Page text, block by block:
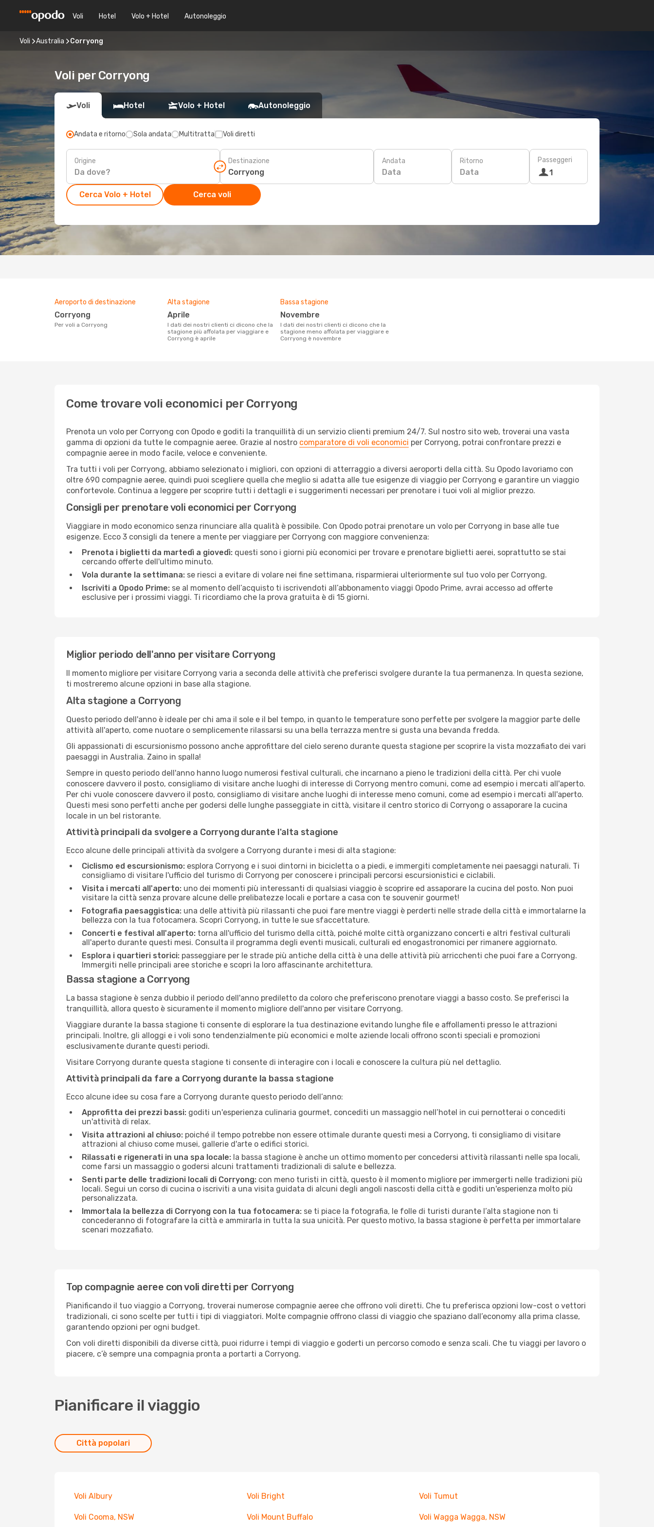
Voli Hotel Volo + Hotel Autonoleggio
Voli Australia Corryong
Voli per Corryong
Voli Hotel Volo + Hotel Autonoleggio
Andata e ritorno Sola andata Multitratta Voli diretti
Origine Destinazione Andata
Data
Ritorno
Data
Passeggeri
1
Cerca Volo + Hotel Cerca voli
Aeroporto di destinazione
Corryong
Per voli a Corryong
Alta stagione
aprile
I dati dei nostri clienti ci dicono che la
stagione più affolata per viaggiare e
Corryong è aprile
Bassa stagione
novembre
I dati dei nostri clienti ci dicono che la
stagione meno affolata per viaggiare e
Corryong è novembre
Come trovare voli economici per Corryong
Prenota un volo per Corryong con Opodo e goditi la tranquillità di un servizio clienti premium 24/7. Sul nostro sito web, troverai una vasta
gamma di opzioni da tutte le compagnie aeree. Grazie al nostro comparatore di voli economici per Corryong, potrai confrontare prezzi e
compagnie aeree in modo facile, veloce e conveniente.
Tra tutti i voli per Corryong, abbiamo selezionato i migliori, con opzioni di atterraggio a diversi aeroporti della città. Su Opodo lavoriamo con
oltre 690 compagnie aeree, quindi puoi scegliere quella che meglio si adatta alle tue esigenze di viaggio per Corryong e garantire un viaggio
confortevole. Continua a leggere per scoprire tutti i dettagli e i suggerimenti necessari per prenotare i tuoi voli al miglior prezzo.
Consigli per prenotare voli economici per Corryong
Viaggiare in modo economico senza rinunciare alla qualità è possibile. Con Opodo potrai prenotare un volo per Corryong in base alle tue
esigenze. Ecco 3 consigli da tenere a mente per viaggiare per Corryong con maggiore convenienza:
Prenota i biglietti da martedì a giovedì: questi sono i giorni più economici per trovare e prenotare biglietti aerei, soprattutto se stai
cercando offerte dell'ultimo minuto.
Vola durante la settimana: se riesci a evitare di volare nei fine settimana, risparmierai ulteriormente sul tuo volo per Corryong.
Iscriviti a Opodo Prime: se al momento dell’acquisto ti iscrivendoti all’abbonamento viaggi Opodo Prime, avrai accesso ad offerte
esclusive per i prossimi viaggi. Ti ricordiamo che la prova gratuita è di 15 giorni.
Miglior periodo dell'anno per visitare Corryong
Il momento migliore per visitare Corryong varia a seconda delle attività che preferisci svolgere durante la tua permanenza. In questa sezione,
ti mostreremo alcune opzioni in base alla stagione.
Alta stagione a Corryong
Questo periodo dell'anno è ideale per chi ama il sole e il bel tempo, in quanto le temperature sono perfette per svolgere la maggior parte delle
attività all'aperto, come nuotare o semplicemente rilassarsi su una bella terrazza mentre si gusta una bevanda fredda.
Gli appassionati di escursionismo possono anche approfittare del cielo sereno durante questa stagione per scoprire la vista mozzafiato dei vari
paesaggi in Australia. Zaino in spalla!
Sempre in questo periodo dell'anno hanno luogo numerosi festival culturali, che incarnano a pieno le tradizioni della città. Per chi vuole
conoscere davvero il posto, consigliamo di visitare anche luoghi di interesse di Corryong mentro comuni, come ad esempio i mercati all'aperto.
Per chi vuole conoscere davvero il posto, consigliamo di visitare anche luoghi di interesse meno comuni, come ad esempio i mercati all'aperto.
Questi mesi sono perfetti anche per godersi delle lunghe passeggiate in città, visitare il centro storico di Corryong o assaporare la cucina
locale in un bel ristorante.
Attività principali da svolgere a Corryong durante l'alta stagione
Ecco alcune delle principali attività da svolgere a Corryong durante i mesi di alta stagione:
Ciclismo ed escursionismo: esplora Corryong e i suoi dintorni in bicicletta o a piedi, e immergiti completamente nei paesaggi naturali. Ti
consigliamo di visitare l'ufficio del turismo di Corryong per conoscere i principali percorsi escursionistici e ciclabili.
Visita i mercati all'aperto: uno dei momenti più interessanti di qualsiasi viaggio è scoprire ed assaporare la cucina del posto. Non puoi
visitare la città senza provare alcune delle prelibatezze locali e portare a casa con te souvenir gourmet!
Fotografia paesaggistica: una delle attività più rilassanti che puoi fare mentre viaggi è perderti nelle strade della città e immortalarne la
bellezza con la tua fotocamera. Scopri Corryong, in tutte le sue sfaccettature.
Concerti e festival all'aperto: torna all'ufficio del turismo della città, poiché molte città organizzano concerti e altri festival culturali
all'aperto durante questi mesi. Consulta il programma degli eventi musicali, culturali ed enogastronomici per rimanere aggiornato.
Esplora i quartieri storici: passeggiare per le strade più antiche della città è una delle attività più arricchenti che puoi fare a Corryong.
Immergiti nelle principali aree storiche e scopri la loro affascinante architettura.
Bassa stagione a Corryong
La bassa stagione è senza dubbio il periodo dell'anno prediletto da coloro che preferiscono prenotare viaggi a basso costo. Se preferisci la
tranquillità, allora questo è sicuramente il momento migliore dell'anno per visitare Corryong.
Viaggiare durante la bassa stagione ti consente di esplorare la tua destinazione evitando lunghe file e affollamenti presso le attrazioni
principali. Inoltre, gli alloggi e i voli sono tendenzialmente più economici e molte aziende locali offrono sconti speciali e promozioni
esclusivamente durante questi periodi.
Visitare Corryong durante questa stagione ti consente di interagire con i locali e conoscere la cultura più nel dettaglio.
Attività principali da fare a Corryong durante la bassa stagione
Ecco alcune idee su cosa fare a Corryong durante questo periodo dell’anno:
Approfitta dei prezzi bassi: goditi un'esperienza culinaria gourmet, concediti un massaggio nell’hotel in cui pernotterai o concediti
un'attività di relax.
Visita attrazioni al chiuso: poiché il tempo potrebbe non essere ottimale durante questi mesi a Corryong, ti consigliamo di visitare
attrazioni al chiuso come musei, gallerie d'arte o edifici storici.
Rilassati e rigenerati in una spa locale: la bassa stagione è anche un ottimo momento per concedersi attività rilassanti nelle spa locali,
come farsi un massaggio o godersi alcuni trattamenti tradizionali di salute e bellezza.
Senti parte delle tradizioni locali di Corryong: con meno turisti in città, questo è il momento migliore per immergerti nelle tradizioni più
locali. Segui un corso di cucina o iscriviti a una visita guidata di alcuni degli angoli nascosti della città e goditi un'esperienza molto più
personalizzata.
Immortala la bellezza di Corryong con la tua fotocamera: se ti piace la fotografia, le folle di turisti durante l’alta stagione non ti
concederanno di fotografare la città e ammirarla in tutta la sua unicità. Per questo motivo, la bassa stagione è perfetta per immortalare
scenari mozzafiato.
Top compagnie aeree con voli diretti per Corryong
Pianificando il tuo viaggio a Corryong, troverai numerose compagnie aeree che offrono voli diretti. Che tu preferisca opzioni low-cost o vettori
tradizionali, ci sono scelte per tutti i tipi di viaggiatori. Molte compagnie offrono classi di viaggio che spaziano dall’economy alla prima classe,
garantendo opzioni per ogni budget.
Con voli diretti disponibili da diverse città, puoi ridurre i tempi di viaggio e goderti un percorso comodo e senza scali. Che tu viaggi per lavoro o
piacere, c’è sempre una compagnia pronta a portarti a Corryong.
Pianificare il viaggio
Città popolari
Voli Albury Voli Bright Voli Tumut
Voli Cooma, NSW Voli Mount Buffalo Voli Wagga Wagga, NSW